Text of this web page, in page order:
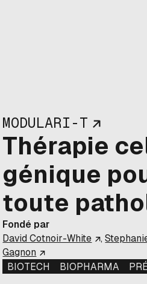
MODULARI-T
Thérapie
génique
toute
Fondé par
David Cotnoir-White
,
Gagnon
BIOTECH
BIOPHARMA